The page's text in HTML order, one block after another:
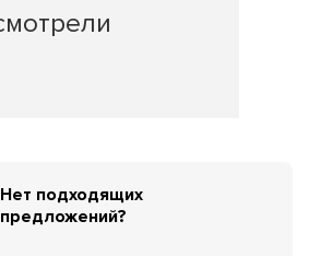
Нет подходящих
предложений?